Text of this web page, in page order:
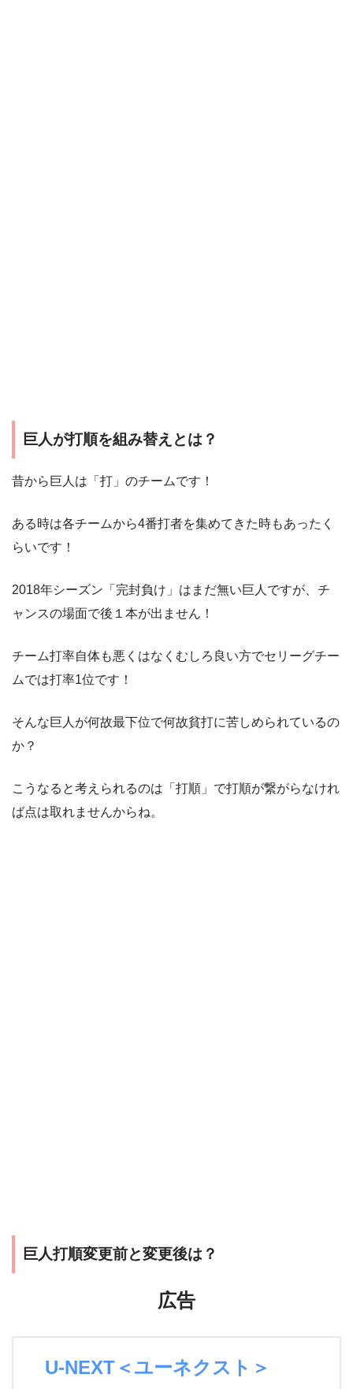
巨人が打順を組み替えとは？
昔から巨人は「打」のチームです！
ある時は各チームから4番打者を集めてきた時もあったく
らいです！
2018年シーズン「完封負け」はまだ無い巨人ですが、チ
ャンスの場面で後１本が出ません！
チーム打率自体も悪くはなくむしろ良い方でセリーグチー
ムでは打率1位です！
そんな巨人が何故最下位で何故貧打に苦しめられているの
か？
こうなると考えられるのは「打順」で打順が繋がらなけれ
ば点は取れませんからね。
巨人打順変更前と変更後は？
広告
U-NEXT＜ユーネクスト＞